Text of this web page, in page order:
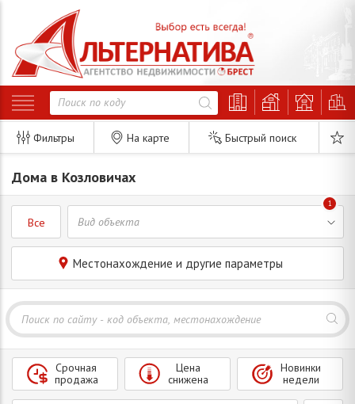
Фильтры На карте Быстрый поиск
Дома в Козловичах
Все
1
Местонахождение и другие параметры
Срочная
продажа
Цена
снижена
Новинки
недели